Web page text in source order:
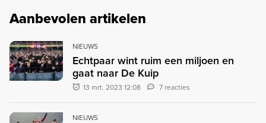
Aanbevolen artikelen
NIEUWS
Echtpaar wint ruim een miljoen en
gaat naar De Kuip
13 mrt. 2023 12:08 7 reacties
NIEUWS